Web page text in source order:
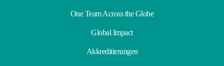
One Team Across the Globe
Global Impact
Akkreditierungen